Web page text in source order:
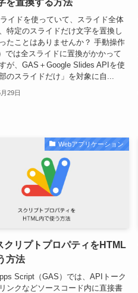
を置換する方法
イドを使っていて、スライド全体
特定のスライドだけ文字を置換し
たことはありませんか？ 手動操作
では全スライドに置換がかかって
が、GAS＋Google Slides APIを使
のスライドだけ」を対象に自...
29日
Webアプリケーション
クリプトプロパティをHTML
方法
Script（GAS）では、APIトーク
ンクなどソースコード内に直接書